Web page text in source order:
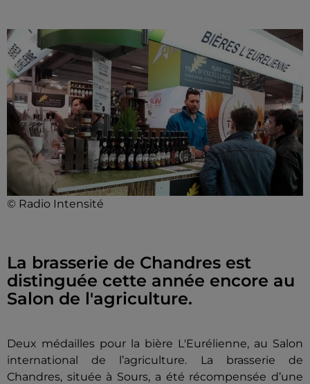
© Radio Intensité
La brasserie de Chandres est
distinguée cette année encore au
Salon de l'agriculture.
Deux médailles pour la bière L'Eurélienne, au Salon
international de l’agriculture. La brasserie de
Chandres, située à Sours, a été récompensée d’une